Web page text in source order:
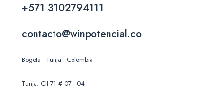
+571 3102794111
contacto@winpotencial.co
Bogotá - Tunja - Colombia
Tunja: Cll 71 # 07 - 04